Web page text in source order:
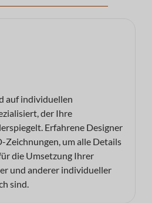
auf individuellen
der Ihre
Erfahrene Designer
Zeichnungen, um alle Details
die Umsetzung Ihrer
und anderer individueller
sind.